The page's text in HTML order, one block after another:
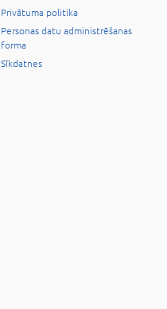
Privātuma politika
Personas datu administrēšanas
forma
Sīkdatnes